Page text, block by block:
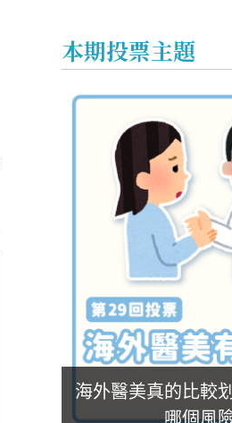
投票區
本期投票主題
海外醫美真的比較
哪個風